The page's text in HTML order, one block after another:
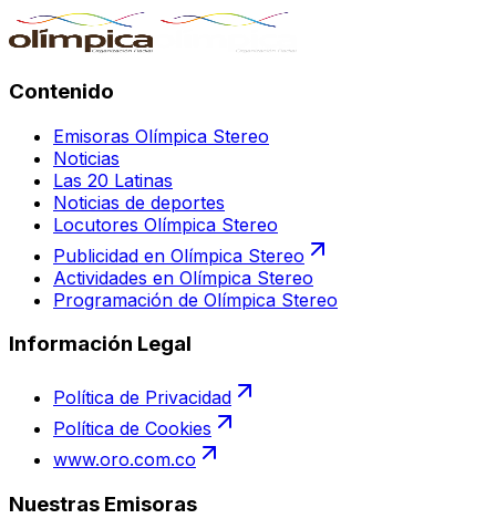
Contenido
Emisoras Olímpica Stereo
Noticias
Las 20 Latinas
Noticias de deportes
Locutores Olímpica Stereo
Publicidad en Olímpica Stereo
Actividades en Olímpica Stereo
Programación de Olímpica Stereo
Información Legal
Política de Privacidad
Política de Cookies
www.oro.com.co
Nuestras Emisoras